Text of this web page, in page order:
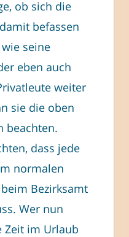
ob sich die
befassen
seine
eben auch
weiter
sie die oben
beachten.
dass jede
normalen
Bezirksamt
Wer nun
Zeit im Urlaub